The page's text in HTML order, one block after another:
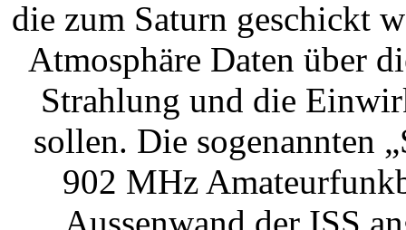
die zum Saturn geschickt
Atmosphäre Daten über
Strahlung und die
sollen. Die sogenannten
902 MHz
Aussenwand der ISS